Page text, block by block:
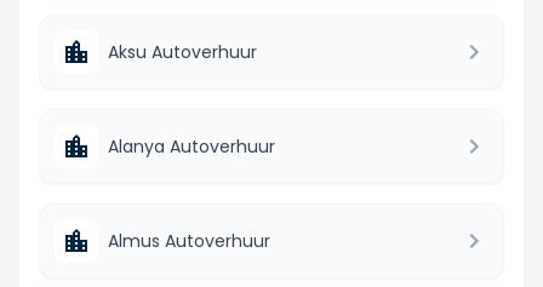
Aksu Autoverhuur
Alanya Autoverhuur
Almus Autoverhuur